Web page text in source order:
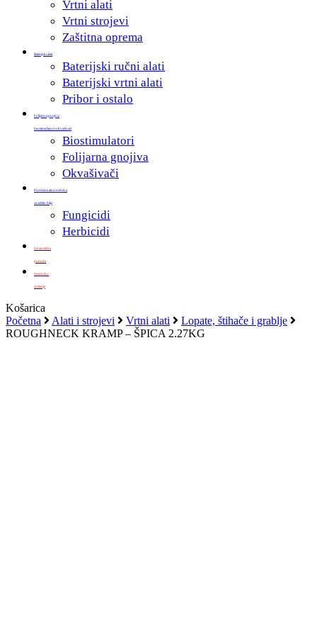
Vrtni alati
Vrtni strojevi
Zaštitna oprema
Baterijski alati
Baterijski ručni alati
Baterijski vrtni alati
Pribor i ostalo
Folijarna gnojiva,
biostimulatori i okvašivači
Biostimulatori
Folijarna gnojiva
Okvašivači
Profesionalna sredstva
za zaštitu bilja
Fungicidi
Herbicidi
Izvanredna
ponuda
Sezonsko
sniženje
Košarica
košaricu
Početna Alati i strojevi Vrtni alati
Lopate, štihače i grablje
ROUGHNECK KRAMP – ŠPICA 2.27KG